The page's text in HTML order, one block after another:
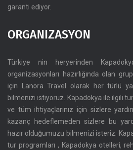
garanti ediyor.
ORGANIZASYON
Türkiye nin heryerinden
organizasyonları hazırlığında olan
için Lanora Travel olarak her türlü
bilmenizi istiyoruz. Kapadokya ile ilgili
ve tüm ihtiyaçlarınız için sizlere
kazanç hedeflemeden sizlere bu
hazır olduğumuzu bilmenizi isteriz.
tur programları , Kapadokya otelleri,